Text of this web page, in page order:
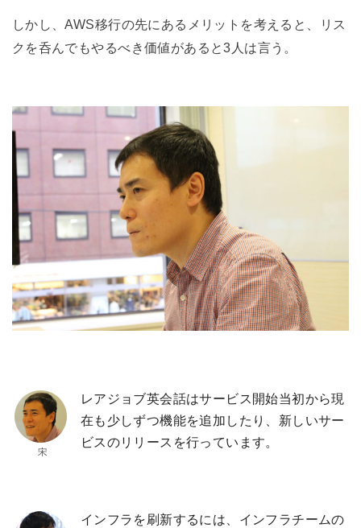
しかし、AWS移行の先にあるメリットを考えると、リス
クを呑んでもやるべき価値があると3人は言う。
レアジョブ英会話はサービス開始当初から現
在も少しずつ機能を追加したり、新しいサー
ビスのリリースを行っています。
インフラを刷新するには、インフラチームの